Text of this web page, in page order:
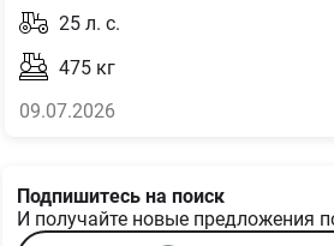
25 л. с.
475 кг
09.07.2026
Подпишитесь на поиск
И получайте новые предложения